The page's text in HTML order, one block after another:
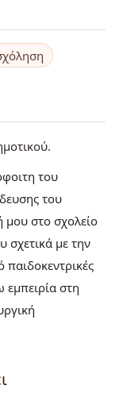
του
του
στο σχολείο
σχετικά με την
στη